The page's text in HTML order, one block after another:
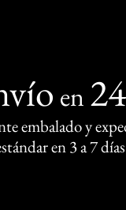
en
embalado y
en 3 a 7